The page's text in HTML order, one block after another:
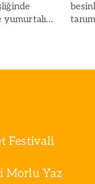
yumurtalı
Peki
Festivali
Morlu Yaz